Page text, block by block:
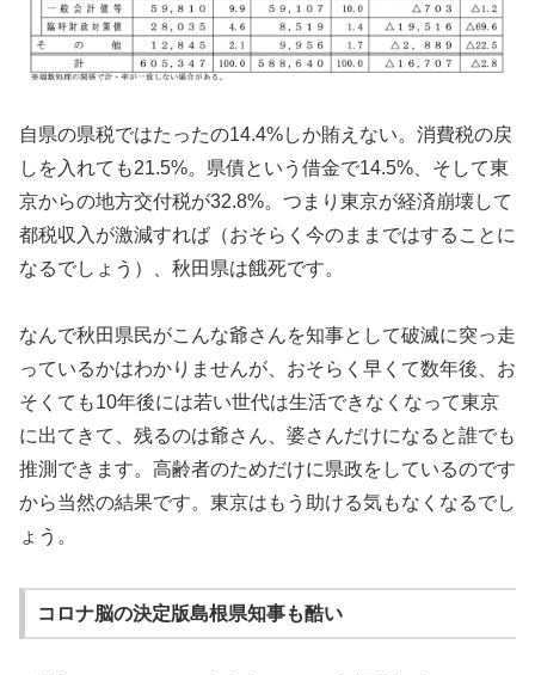
自県の県税ではたったの14.4%しか賄えない。消費税の戻
しを入れても21.5%。県債という借金で14.5%、そして東
京からの地方交付税が32.8%。つまり東京が経済崩壊して
都税収入が激減すれば（おそらく今のままではすることに
なるでしょう）、秋田県は餓死です。
なんで秋田県民がこんな爺さんを知事として破滅に突っ走
っているかはわかりませんが、おそらく早くて数年後、お
そくても10年後には若い世代は生活できなくなって東京
に出てきて、残るのは爺さん、婆さんだけになると誰でも
推測できます。高齢者のためだけに県政をしているのです
から当然の結果です。東京はもう助ける気もなくなるでし
ょう。
コロナ脳の決定版島根県知事も酷い